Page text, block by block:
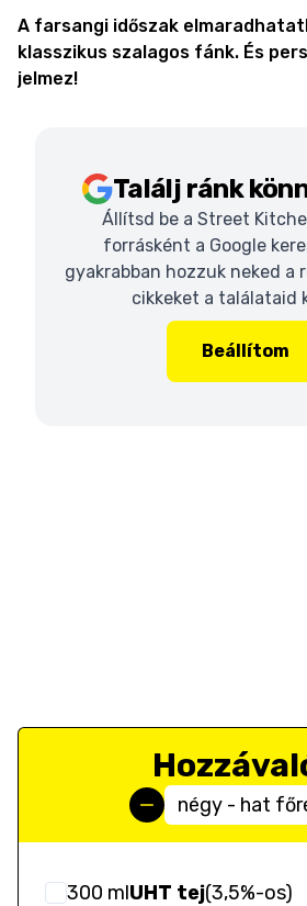
A farsangi időszak
klasszikus szalagos fánk. És
jelmez!
Találj ránk
Állítsd be a Street
forrásként a Google
gyakrabban hozzuk neked a
cikkeket a találataid
Beállítom
négy - hat
300 mlUHT tej(3,5%-os)